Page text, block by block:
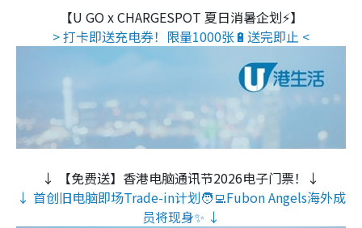
【U GO x CHARGESPOT 夏日消暑企划⚡】
> 打卡即送充电券！限量1000张🔋送完即止 <
↓ 【免费送】香港电脑通讯节2026电子门票！↓
↓ 首创旧电脑即场Trade-in计划🧑‍💻Fubon Angels海外成
员将现身✨ ↓